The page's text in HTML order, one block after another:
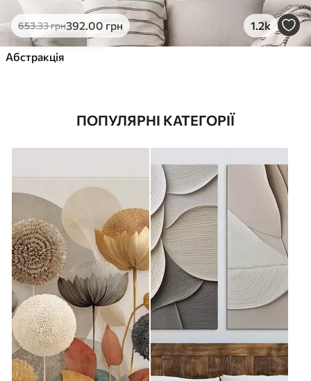
653.33грн392.00 грн 1.2k
Абстракція
ПОПУЛЯРНІ КАТЕГОРІЇ